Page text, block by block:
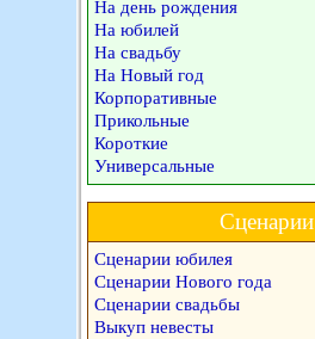
На день рождения
На юбилей
На свадьбу
На Новый год
Корпоративные
Прикольные
Короткие
Универсальные
Сценарии
Сценарии юбилея
Сценарии Нового года
Сценарии свадьбы
Выкуп невесты